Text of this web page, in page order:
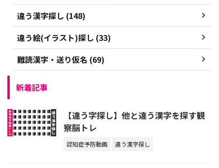
違う漢字探し (148)
違う絵(イラスト)探し (33)
難読漢字・送り仮名 (69)
新着記事
【違う字探し】他と違う漢字を探す観
察脳トレ
認知症予防動画 違う漢字探し